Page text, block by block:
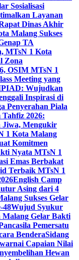
Sosialisasi
Layanan
Dinas Akhir
Malang Sukses
TA
MTsN 1 Kota
Zona
OSIM MTsN 1
Meeting yang
Wujudkan
Inspirasi di
Penyerahan Piala
2026:
Jiwa, Mengukir
1 Kota Malang
Komitmen
Nyata MTsN 1
Emas Berbakat
Terbaik MTsN 1
English Camp
Asing dari 4
Sukses Gelar
48Wujud Syukur
Malang Gelar Bakti
Pemersatu
BenderaSidang
Capaian Nilai
Hewan